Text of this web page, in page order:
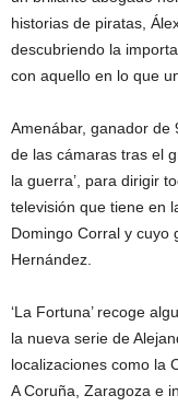
historias de piratas,
descubriendo la
con aquello en lo que
Amenábar, ganador de
de las cámaras tras el
la guerra’, para dirigir
televisión que tiene en
Domingo Corral y cuyo
Hernández.
‘La Fortuna’ recoge
la nueva serie de
localizaciones como la
A Coruña, Zaragoza e